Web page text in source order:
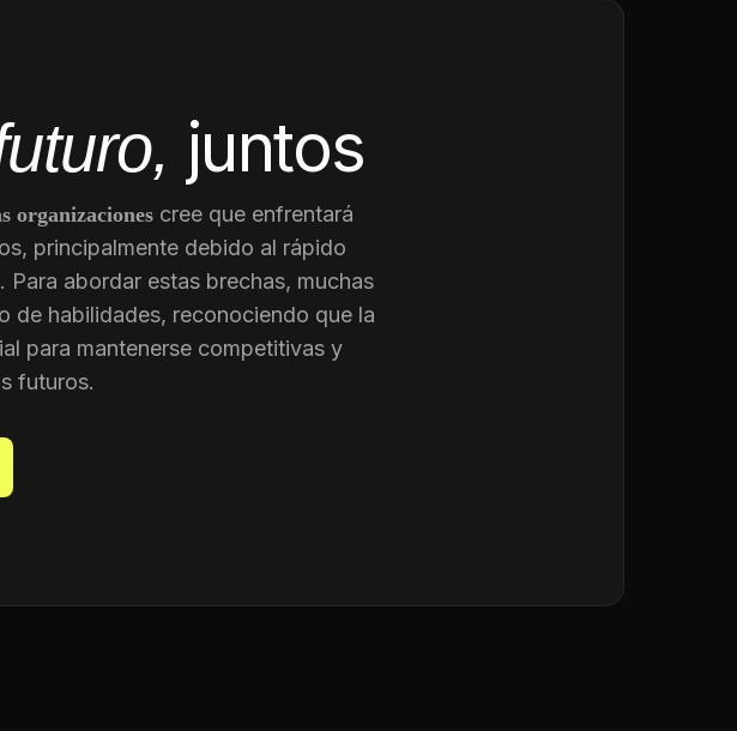
juntos
organizaciones cree que enfrentará
principalmente debido al rápido
abordar estas brechas, muchas
de habilidades, reconociendo que la
para mantenerse competitivas y
futuros.